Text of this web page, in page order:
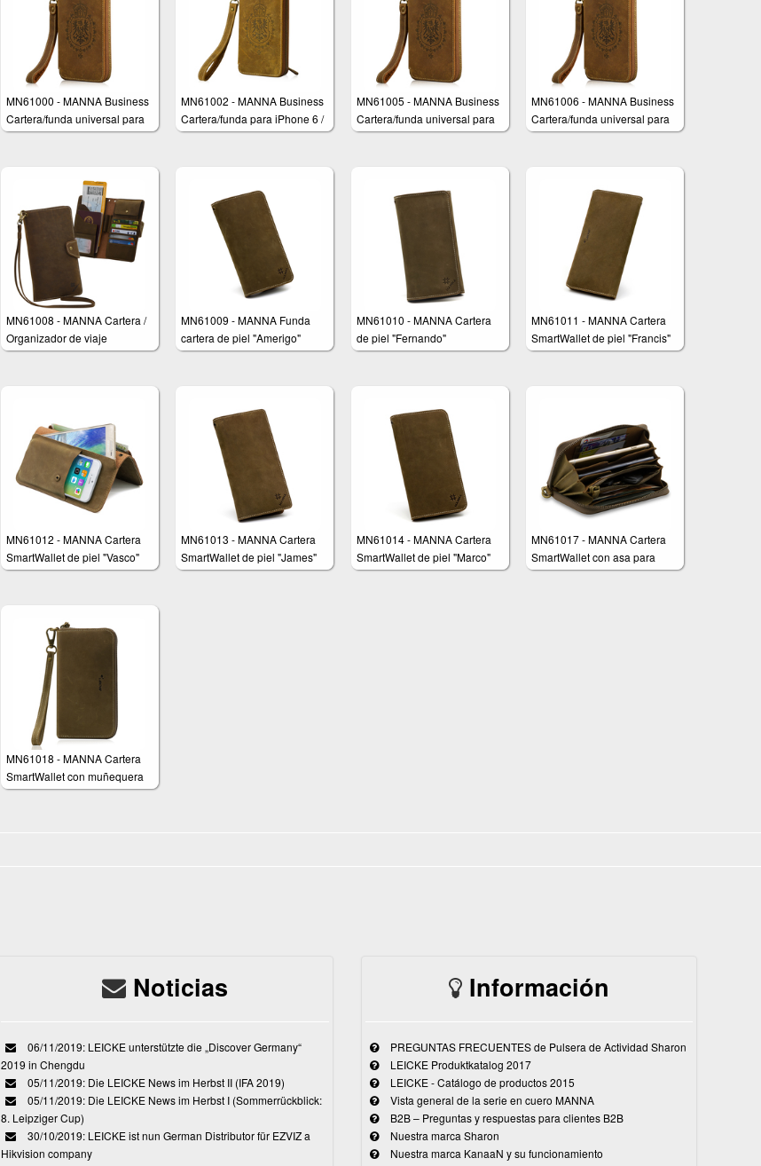
MN61000 - MANNA Business
Cartera/funda universal para
Smartphones
MN61002 - MANNA Business
Cartera/funda para iPhone 6 /
6s y iPhone 6 / 6s Plus
MN61005 - MANNA Business
Cartera/funda universal para
Smartphones
MN61006 - MANNA Business
Cartera/funda universal para
Smartphones
MN61008 - MANNA Cartera /
Organizador de viaje
MN61009 - MANNA Funda
cartera de piel "Amerigo"
MN61010 - MANNA Cartera
de piel "Fernando"
MN61011 - MANNA Cartera
SmartWallet de piel "Francis"
MN61012 - MANNA Cartera
SmartWallet de piel "Vasco"
MN61013 - MANNA Cartera
SmartWallet de piel "James"
MN61014 - MANNA Cartera
SmartWallet de piel "Marco"
MN61017 - MANNA Cartera
SmartWallet con asa para
muñeca
MN61018 - MANNA Cartera
SmartWallet con muñequera
Noticias
06/11/2019: LEICKE unterstützte die „Discover Germany“
2019 in Chengdu
05/11/2019: Die LEICKE News im Herbst II (IFA 2019)
05/11/2019: Die LEICKE News im Herbst I (Sommerrückblick:
8. Leipziger Cup)
30/10/2019: LEICKE ist nun German Distributor für EZVIZ a
Hikvision company
Información
PREGUNTAS FRECUENTES de Pulsera de Actividad Sharon
LEICKE Produktkatalog 2017
LEICKE - Catálogo de productos 2015
Vista general de la serie en cuero MANNA
B2B – Preguntas y respuestas para clientes B2B
Nuestra marca Sharon
Nuestra marca KanaaN y su funcionamiento